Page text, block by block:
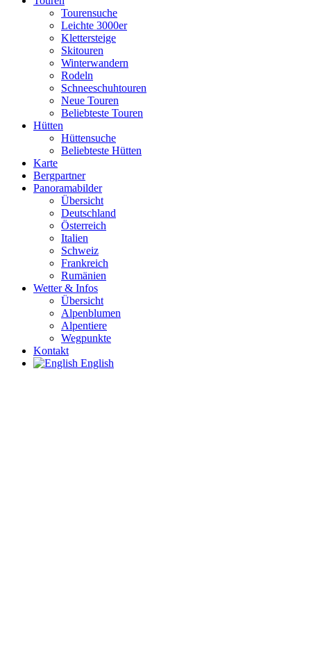
Tourensuche
Leichte 3000er
Klettersteige
Skitouren
Winterwandern
Rodeln
Schneeschuhtouren
Neue Touren
Beliebteste Touren
Hütten
Hüttensuche
Beliebteste Hütten
Karte
Bergpartner
Panoramabilder
Übersicht
Deutschland
Österreich
Italien
Schweiz
Frankreich
Rumänien
Wetter & Infos
Übersicht
Alpenblumen
Alpentiere
Wegpunkte
Kontakt
English